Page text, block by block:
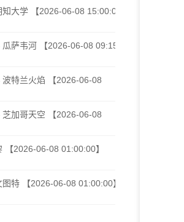
大学 【2026-06-08 15:00:00】
萨韦河 【2026-06-08 09:15:00】
波特兰火焰 【2026-06-08
芝加哥天空 【2026-06-08
【2026-06-08 01:00:00】
特 【2026-06-08 01:00:00】